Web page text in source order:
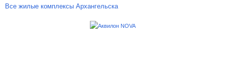
Все жилые комплексы Архангельска